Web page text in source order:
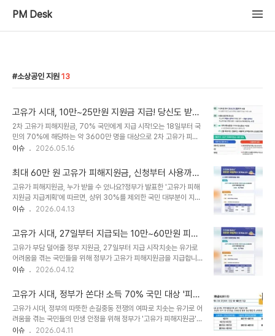
PM Desk
소상공인 지원 13
고유가 시대, 10만~25만원 지원금 지급! 당신도 받을
수 있나요?
2차 고유가 피해지원금, 70% 국민에게 지급 시작!오는 18일부터 국
민의 70%에 해당하는 약 3600만 명을 대상으로 2차 고유가 피해
지원금 지급이 시작됩니다. 지급액은 거주 지역에 따라 1인당 10만 원
수도권 주민은 15만 원, 인구감소지역 중 우대지원지역은 20만 원,
특별지원지역은 25만 원을 받게 됩니다. 이는 고유가로 인한 가계 부
담을 완화하기 위한 정부의 노력의 일환입니다. 나는 받을 수 있을까?
소득 하위 70% 기준 상세 안내이번 2차 지급 대상은 소득 하위
70% 국민입니다. 정부는 3월 30일 기준 주민등록표상 동일 세대
기준으로 지급 여부를..
이슈 2026.05.16
최대 60만 원 고유가 피해지원금, 신청부터 사용까지
완벽 가이드
고유가 피해지원금, 누가 받을 수 있나요?정부가 발표한 '고유가 피해
지원금 지급계획'에 따르면, 상위 30%를 제외한 국민 대부분이 지원
대상입니다. 기초생활수급자는 55만 원, 차상위계층 및 한부모가족은
주 시 5만 원이 추가되어 최대 60만 원까지 지원됩니다. 소득 하위
70% 일반 국민은 거주 지역에 따라 10만 원에서 최대 25만 원까지
차등 지급됩니다. 신청 방법과 기간, 놓치지 마세요!지원금 신청은 1차
와 2차로 나뉘어 진행됩니다. 1차 지급 대상인 기초생활수급자, 차상
위계층, 한부모가족은 4월 27일부터 5월 8일까지 신청할 수 있습니
지입니다. 온라..
이슈 2026.04.13
고유가 시대, 27일부터 지급되는 10만~60만원 피해
지원금, 놓치지 마세요!
고유가 부담 덜어줄 정부 지원금, 27일부터 지급 시작치솟는 유가로
어려움을 겪는 국민들을 위해 정부가 고유가 피해지원금을 지급합니
다. 1인당 10만 원에서 최대 60만 원까지 받을 수 있으며, 소득 기준
이나 계층에 더 많은 지원이 이루어질 예정입니다. '모르면 못 받고 안
쓰면 사라지는' 지원금이므로 꼼꼼히 확인해야 합니다. 지원금 수령 대
상 및 금액 상세 안내기초생활수급자는 1인당 55만 원, 차상위계층
및 한부모 가족은 1인당 45만 원을 지급받습니다. 또한, 비수도권 및
농어촌 등 인구 감소 지역 거주자에게는 5만 원이 추가로 지원됩니다.
이슈 2026.04.12
고유가 시대, 정부가 쏜다! 소득 70% 국민 대상 '피해
지원금' 27일부터 지급
고유가 시대, 정부의 따뜻한 손길중동 전쟁의 여파로 치솟는 유가로 어
려움을 겪는 국민들의 민생 안정을 위해 정부가 '고유가 피해지원금'
지급을 결정했습니다. 오는 27일부터 순차적으로 지급될 예정이며,
이슈 2026.04.11